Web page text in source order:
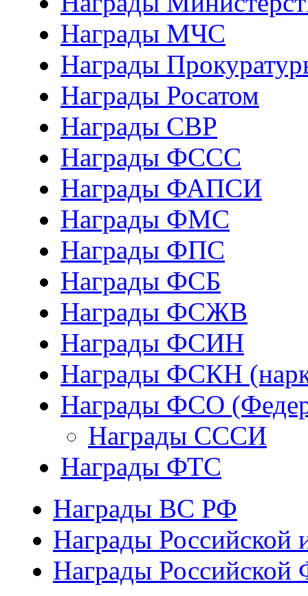
Награды МЧС
Награды
Награды Росатом
Награды СВР
Награды ФCСС
Награды ФАПСИ
Награды ФМС
Награды ФПС
Награды ФСБ
Награды ФСЖВ
Награды ФСИН
Награды ФСКН
Награды ФСО
Награды СССИ
Награды ФТС
Награды ВС РФ
Награды Российской
Награды Российской